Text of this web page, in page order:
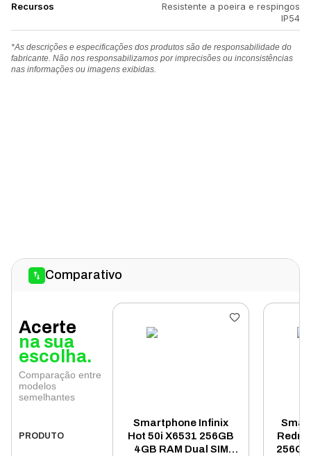
Recursos
Resistente a poeira e respingos
IP54
*As descrições e especificações dos produtos são de responsabilidade do
fabricante. Não nos responsabilizamos por imprecisões ou inconsistências
nas informações ou imagens exibidas.
Comparativo
Acerte
na sua
escolha.
Comparação entre
modelos
semelhantes
PRODUTO
Smartphone Infinix
Hot 50i X6531 256GB
4GB RAM Dual SIM